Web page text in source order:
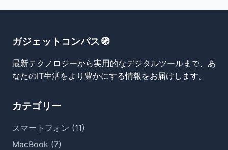
ガジェットコンパス🧭
最新テクノロジーから実用的なデジタルツールまで、あ
なたのIT生活をより豊かにする情報をお届けします。
カテゴリー
スマートフォン (11)
MacBook (7)